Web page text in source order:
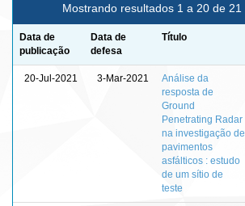
Mostrando resultados 1 a 20 de 21
Data de
publicação
Data de
defesa
Título
20-Jul-2021 3-Mar-2021
Análise da
resposta de
Ground
Penetrating Radar
na investigação de
pavimentos
asfálticos : estudo
de um sítio de
teste